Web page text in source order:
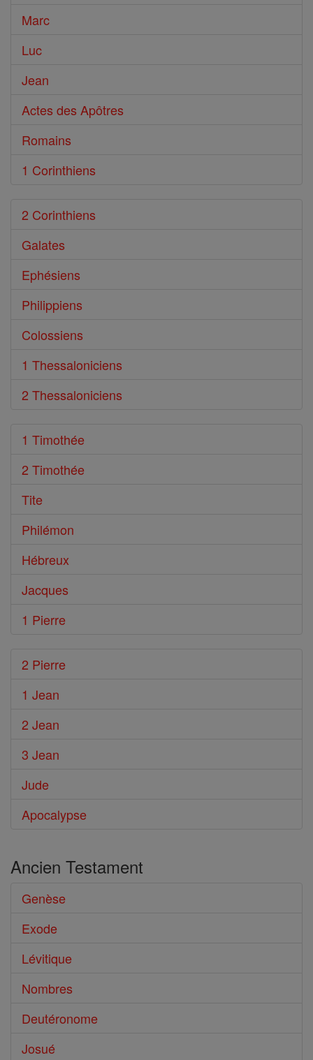
Marc
Luc
Jean
Actes des Apôtres
Romains
1 Corinthiens
2 Corinthiens
Galates
Ephésiens
Philippiens
Colossiens
1 Thessaloniciens
2 Thessaloniciens
1 Timothée
2 Timothée
Tite
Philémon
Hébreux
Jacques
1 Pierre
2 Pierre
1 Jean
2 Jean
3 Jean
Jude
Apocalypse
Ancien Testament
Genèse
Exode
Lévitique
Nombres
Deutéronome
Josué